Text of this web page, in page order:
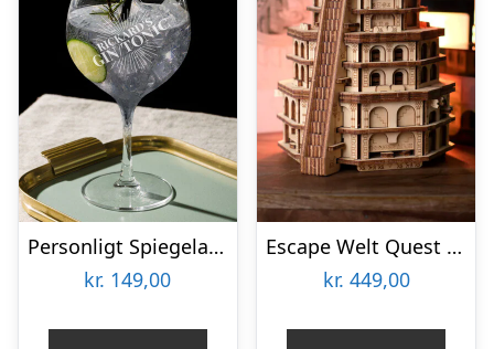
Personligt Spiegelau Drinkglas med Gravering – Egen Tekst
kr. 149,00
Escape Welt Quest Tower
kr. 449,00